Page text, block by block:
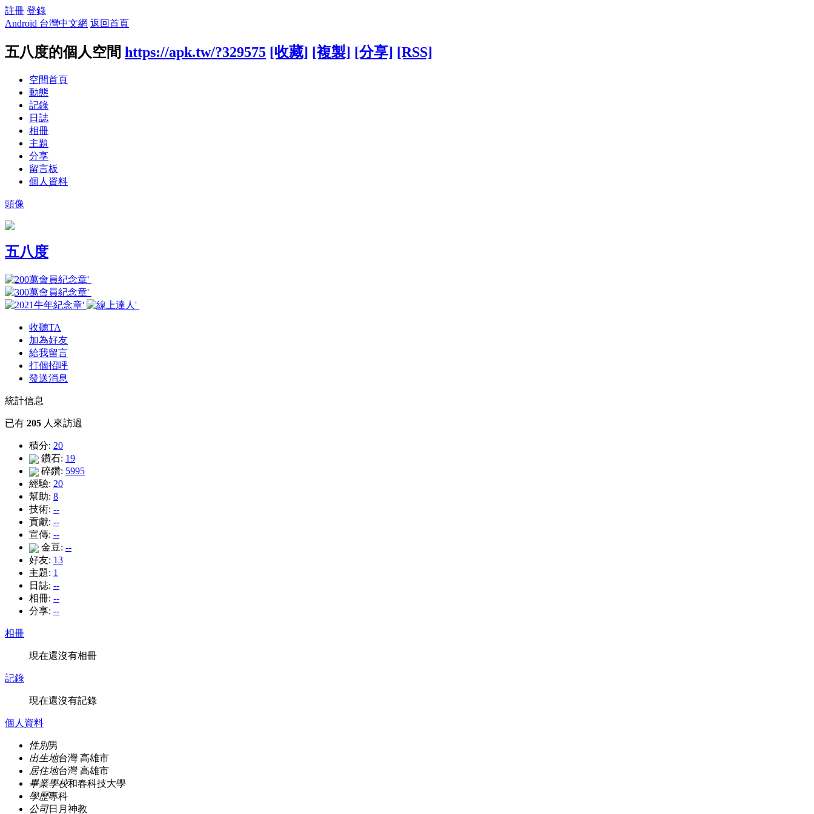
註冊 登錄
Android 台灣中文網 返回首頁
五八度的個人空間 https://apk.tw/?329575 [收藏] [複製] [分享] [RSS]
空間首頁
動態
記錄
日誌
相冊
主題
分享
留言板
個人資料
頭像
五八度
收聽TA
加為好友
給我留言
打個招呼
發送消息
統計信息
已有 205 人來訪過
積分: 20
鑽石: 19
碎鑽: 5995
經驗: 20
幫助: 8
技術: --
貢獻: --
宣傳: --
金豆: --
好友: 13
主題: 1
日誌: --
相冊: --
分享: --
相冊
現在還沒有相冊
記錄
現在還沒有記錄
個人資料
性別男
出生地台灣 高雄市
居住地台灣 高雄市
畢業學校和春科技大學
學歷專科
公司日月神教